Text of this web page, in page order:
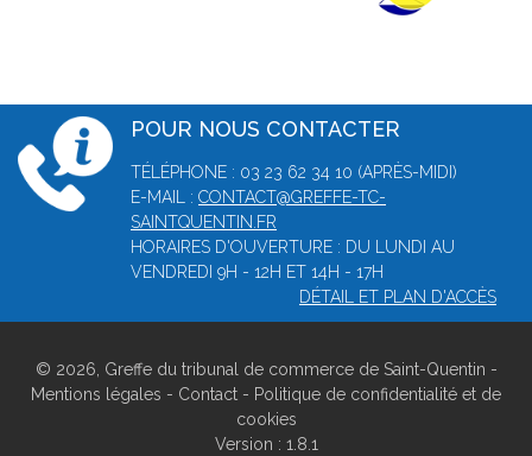
POUR NOUS CONTACTER
TÉLÉPHONE : 03 23 62 34 10 (APRÈS-MIDI)
E-MAIL : CONTACT@GREFFE-TC-
SAINTQUENTIN.FR
HORAIRES D'OUVERTURE : DU LUNDI AU
VENDREDI 9H - 12H ET 14H - 17H
DÉTAIL ET PLAN D'ACCÈS
© 2026, Greffe du tribunal de commerce de Saint-Quentin -
Mentions légales - Contact - Politique de confidentialité et de
cookies
Version : 1.8.1